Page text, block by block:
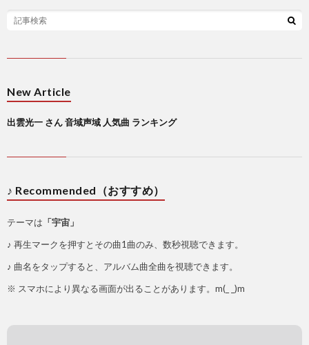
New Article
出雲光一 さん 音域声域 人気曲 ランキング
♪ Recommended（おすすめ）
テーマは 「宇宙」
♪ 再生マークを押すとその曲1曲のみ、数秒視聴できます。
♪ 曲名をタップすると、アルバム曲全曲を視聴できます。
※ スマホにより異なる画面が出ることがあります。m(_ _)m